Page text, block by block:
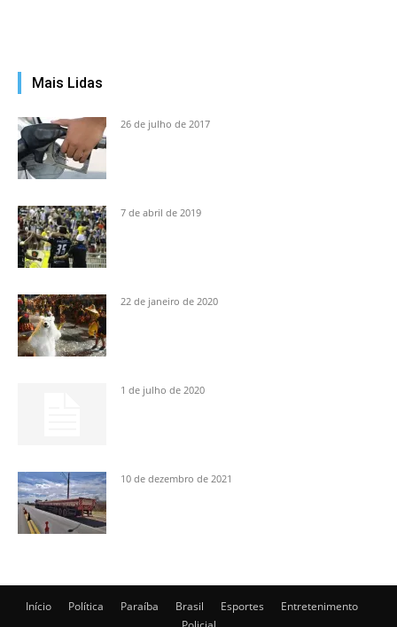
Mais Lidas
26 de julho de 2017
7 de abril de 2019
22 de janeiro de 2020
1 de julho de 2020
10 de dezembro de 2021
Início Política Paraíba Brasil Esportes
Entretenimento